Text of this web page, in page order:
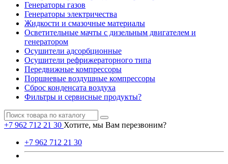
Генераторы газов
Генераторы электричества
Жидкости и смазочные материалы
Осветительные мачты с дизельным двигателем и
генератором
Осушители адсорбционные
Осушители рефрижераторного типа
Передвижные компрессоры
Поршневые воздушные компрессоры
Сброс конденсата воздуха
Фильтры и сервисные продукты?
+7 962 712 21 30 Хотите, мы Вам перезвоним?
+7 962 712 21 30